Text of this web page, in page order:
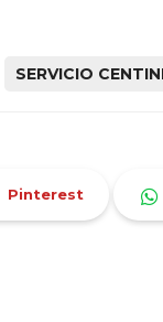
SERVICIO
Pinterest